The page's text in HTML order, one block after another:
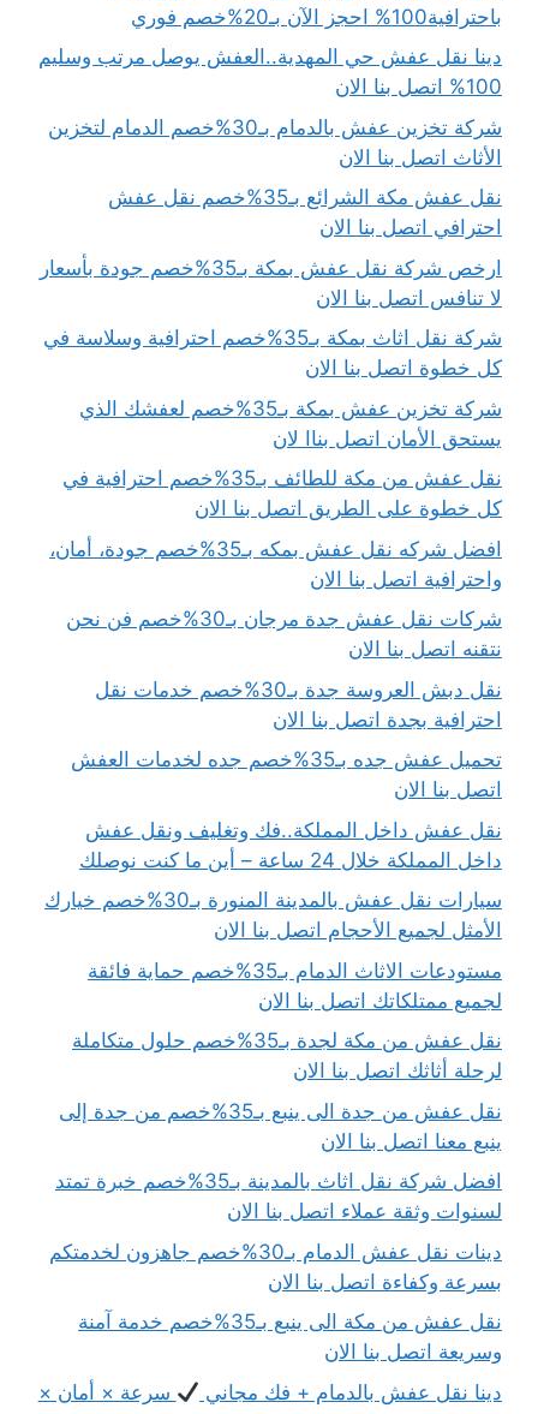
باحترافية100% احجز الآن بـ20%خصم فوري
دينا نقل عفش حي المهدية..العفش يوصل مرتب وسليم
100% اتصل بنا الان
شركة تخزين عفش بالدمام بـ30%خصم الدمام لتخزين
الأثاث اتصل بنا الان
نقل عفش مكة الشرائع بـ35%خصم نقل عفش
احترافي اتصل بنا الان
ارخص شركة نقل عفش بمكة بـ35%خصم جودة بأسعار
لا تنافس اتصل بنا الان
شركة نقل اثاث بمكة بـ35%خصم احترافية وسلاسة في
كل خطوة اتصل بنا الان
شركة تخزين عفش بمكة بـ35%خصم لعفشك الذي
يستحق الأمان اتصل بناا لان
نقل عفش من مكة للطائف بـ35%خصم احترافية في
كل خطوة على الطريق اتصل بنا الان
افضل شركه نقل عفش بمكه بـ35%خصم جودة، أمان،
واحترافية اتصل بنا الان
شركات نقل عفش جدة مرجان بـ30%خصم فن نحن
نتقنه اتصل بنا الان
نقل دبش العروسة جدة بـ30%خصم خدمات نقل
احترافية بجدة اتصل بنا الان
تحميل عفش جده بـ35%خصم جده لخدمات العفش
اتصل بنا الان
نقل عفش داخل المملكة..فك وتغليف ونقل عفش
داخل المملكة خلال 24 ساعة – أين ما كنت نوصلك
سيارات نقل عفش بالمدينة المنورة بـ30%خصم خيارك
الأمثل لجميع الأحجام اتصل بنا الان
مستودعات الاثاث الدمام بـ35%خصم حماية فائقة
لجميع ممتلكاتك اتصل بنا الان
نقل عفش من مكة لجدة بـ35%خصم حلول متكاملة
لرحلة أثاثك اتصل بنا الان
نقل عفش من جدة الى ينبع بـ35%خصم من جدة إلى
ينبع معنا اتصل بنا الان
افضل شركة نقل اثاث بالمدينة بـ35%خصم خبرة تمتد
لسنوات وثقة عملاء اتصل بنا الان
دينات نقل عفش الدمام بـ30%خصم جاهزون لخدمتكم
بسرعة وكفاءة اتصل بنا الان
نقل عفش من مكة الى ينبع بـ35%خصم خدمة آمنة
وسريعة اتصل بنا الان
دينا نقل عفش بالدمام + فك مجاني
سرعة × أمان ×